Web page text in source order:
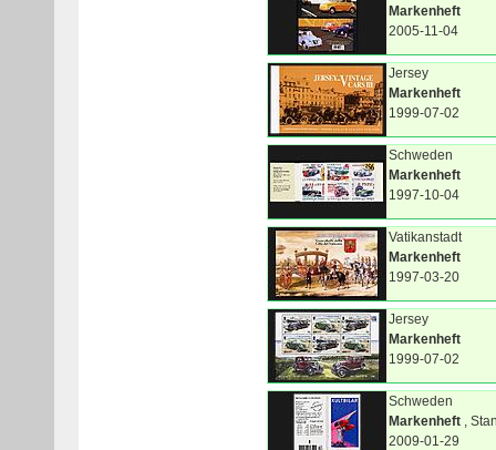
Markenheft
2005-11-04
Jersey
Markenheft
1999-07-02
Schweden
Markenheft
1997-10-04
Vatikanstadt
Markenheft
1997-03-20
Jersey
Markenheft
1999-07-02
Schweden
Markenheft ,
2009-01-29